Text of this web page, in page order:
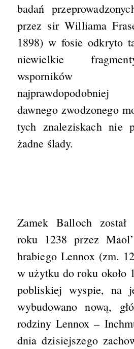
badań
przez sir Williama
1898) w fosie odkryto
niewielkie
wsporników
najprawdopodobniej
dawnego zwodzonego
tych znaleziskach nie
żadne ślady.
Zamek Balloch
roku 1238 przez
hrabiego Lennox (zm.
w użytku do roku około
pobliskiej wyspie, na
wybudowano nową,
rodziny Lennox –
dnia dzisiejszego